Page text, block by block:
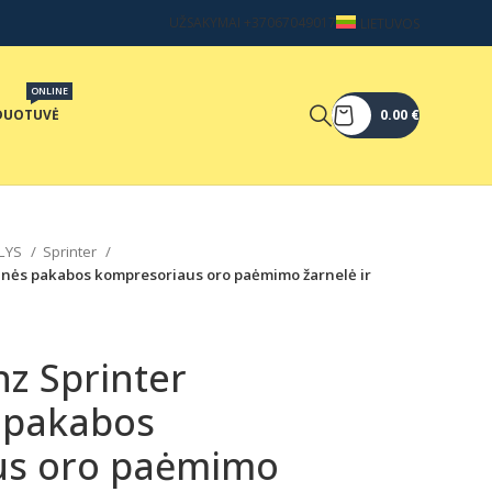
UŽSAKYMAI +37067049017 LIETUVOS
ONLINE
0.00 €
Sprinter
pakabos kompresoriaus oro paėmimo žarnelė ir
Sprinter
oro paėmimo